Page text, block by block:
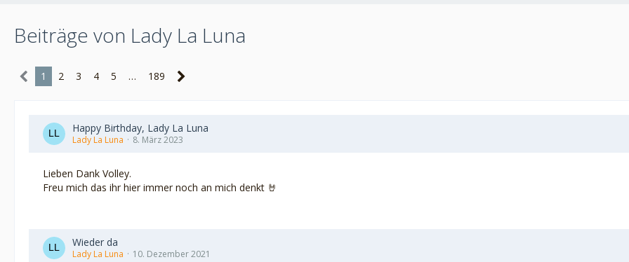
Beiträge von Lady La Luna
1 2 3 4 5 … 189
Happy Birthday, Lady La Luna
Lady La Luna 8. März 2023
Lieben Dank Volley.
Freu mich das ihr hier immer noch an mich denkt 🤘
Wieder da
Lady La Luna 10. Dezember 2021